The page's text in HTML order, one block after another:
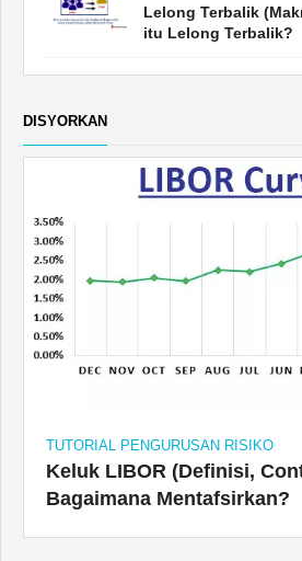
Lelong Terbalik
itu Lelong Terbalik?
DISYORKAN
TUTORIAL PENGURUSAN RISIKO
Keluk LIBOR (Definisi,
Bagaimana Mentafsirkan?